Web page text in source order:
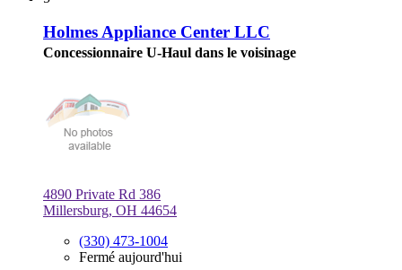
Holmes Appliance Center LLC
Concessionnaire U-Haul dans le voisinage
4890 Private Rd 386
Millersburg, OH 44654
(330) 473-1004
Fermé aujourd'hui